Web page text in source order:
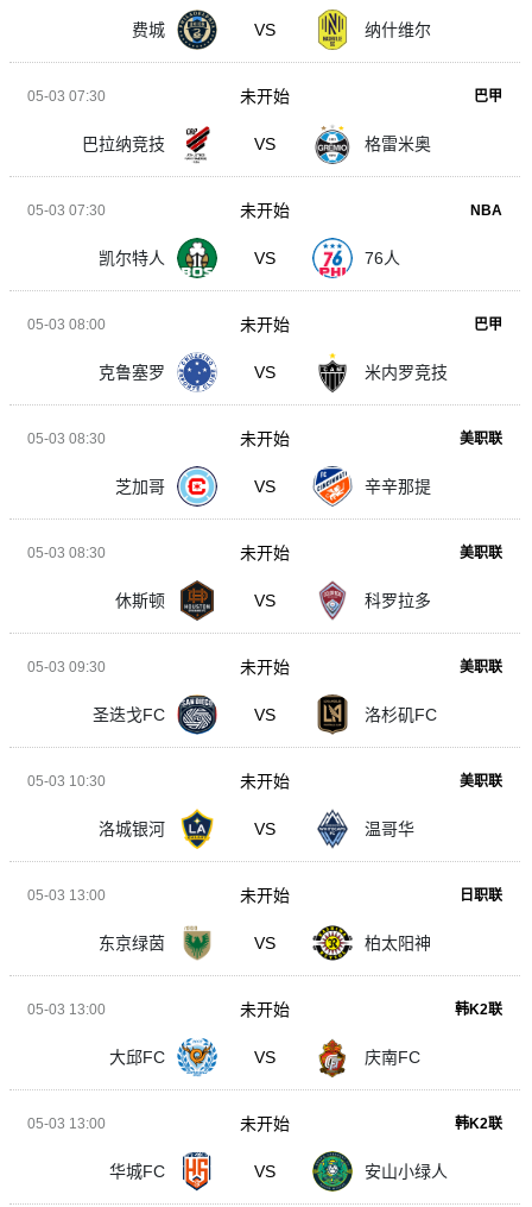
费城 VS 纳什维尔
05-03 07:30 巴甲
巴拉纳竞技 VS 格雷米奥
未开始
05-03 07:30 NBA
凯尔特人 VS 76人
未开始
05-03 08:00 巴甲
克鲁塞罗 VS 米内罗竞技
未开始
05-03 08:30 美职联
芝加哥 VS 辛辛那提
未开始
05-03 08:30 美职联
休斯顿 VS 科罗拉多
未开始
05-03 09:30 美职联
圣迭戈FC VS 洛杉矶FC
未开始
05-03 10:30 美职联
洛城银河 VS 温哥华
未开始
05-03 13:00 日职联
东京绿茵 VS 柏太阳神
未开始
05-03 13:00 韩K2联
大邱FC VS 庆南FC
未开始
05-03 13:00 韩K2联
华城FC VS 安山小绿人
未开始